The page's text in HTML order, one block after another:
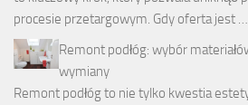
procesie przetargowym. Gdy oferta jest …
Remont podłóg: wybór
wymiany
Remont podłóg to nie tylko kwestia